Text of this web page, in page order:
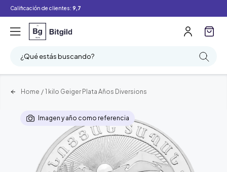
Calificación de clientes: 9,7
¿Qué estás buscando?
Home / 1 kilo Geiger Plata Años Diversions
Imagen y año como referencia